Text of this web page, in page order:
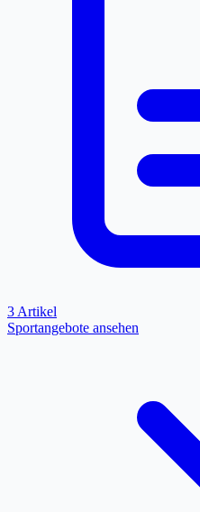
3 Artikel
Sportangebote ansehen